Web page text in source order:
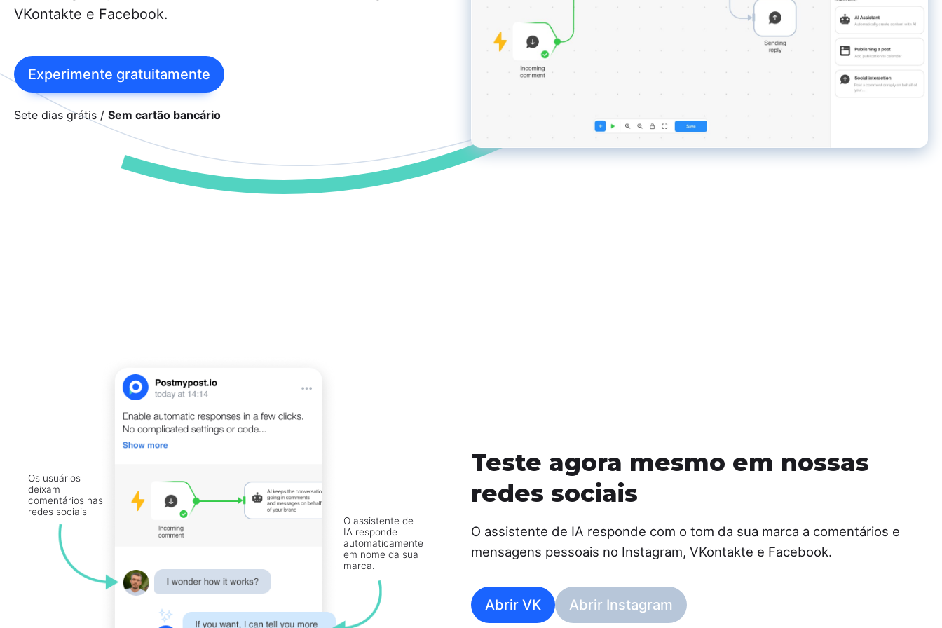
enfrentar tarefas rotineiras, desde a geração de
VKontakte e Facebook.
Experimente gratuitamente
Sete dias grátis Sem cartão bancário
Os usuários
deixam
comentários nas
redes sociais
O assistente de
IA responde
automaticamente
em nome da sua
marca.
Teste agora mesmo em nossas
redes sociais
O assistente de IA responde com o tom da sua marca a comentários e
mensagens pessoais no Instagram, VKontakte e Facebook.
Abrir VK Abrir Instagram